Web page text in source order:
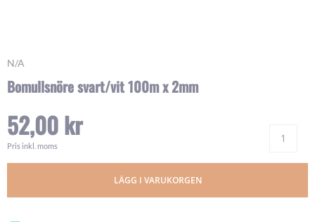
N/A
Bomullsnöre svart/vit 100m x 2mm
52,00 kr
Pris inkl. moms
LÄGG I VARUKORGEN
Skip
the
of
the
images